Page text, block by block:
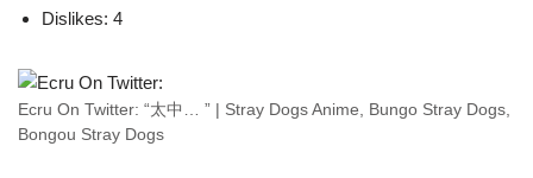
Dislikes: 4
Ecru On Twitter: “太中… ” | Stray Dogs Anime, Bungo Stray Dogs,
Bongou Stray Dogs